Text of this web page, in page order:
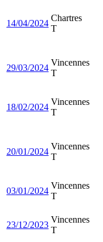
14/04/2024
Chartres
T
29/03/2024
Vincennes
T
18/02/2024
Vincennes
T
20/01/2024
Vincennes
T
03/01/2024
Vincennes
T
23/12/2023
Vincennes
T